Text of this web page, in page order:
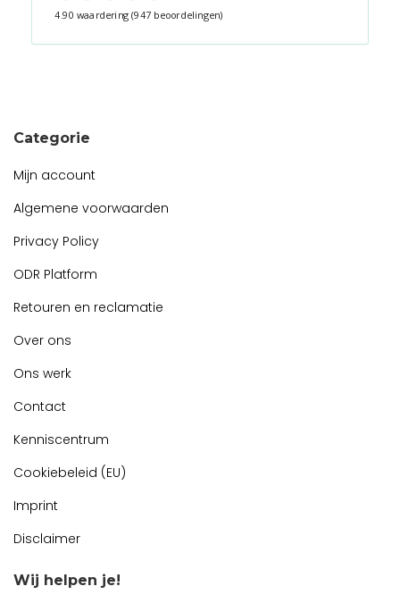
4.90 waardering (947 beoordelingen)
Categorie
Mijn account
Algemene voorwaarden
Privacy Policy
ODR Platform
Retouren en reclamatie
Over ons
Ons werk
Contact
Kenniscentrum
Cookiebeleid (EU)
Imprint
Disclaimer
Wij helpen je!